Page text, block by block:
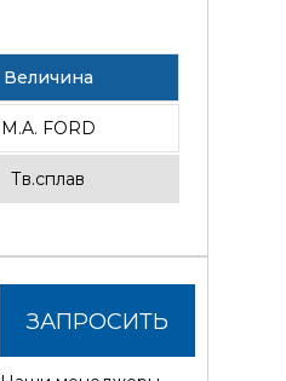
Величина
M.A. FORD
Тв.сплав
ЗАПРОСИТЬ